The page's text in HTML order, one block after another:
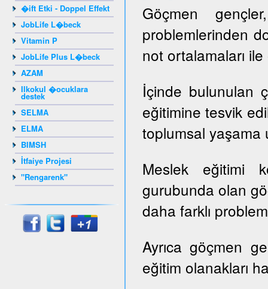
�ift Etki - Doppel Effekt
JobLife L�beck
Vitamin P
JobLife Plus L�beck
AZAM
Ilkokul �ocuklara
destek
SELMA
ELMA
BIMSH
İtfaiye Projesi
"Rengarenk"
Göçmen
problemlerinden
not ortalamaları
İçinde bulunulan
eğitimine tesvik
toplumsal yaşama
Meslek eğitimi
gurubunda olan
daha farklı
Ayrıca göçmen
eğitim olanakları